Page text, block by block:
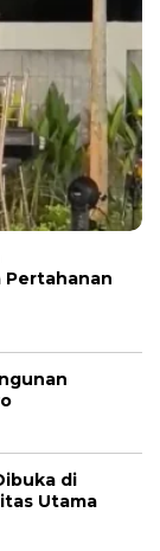
Pertahanan
di
Utama